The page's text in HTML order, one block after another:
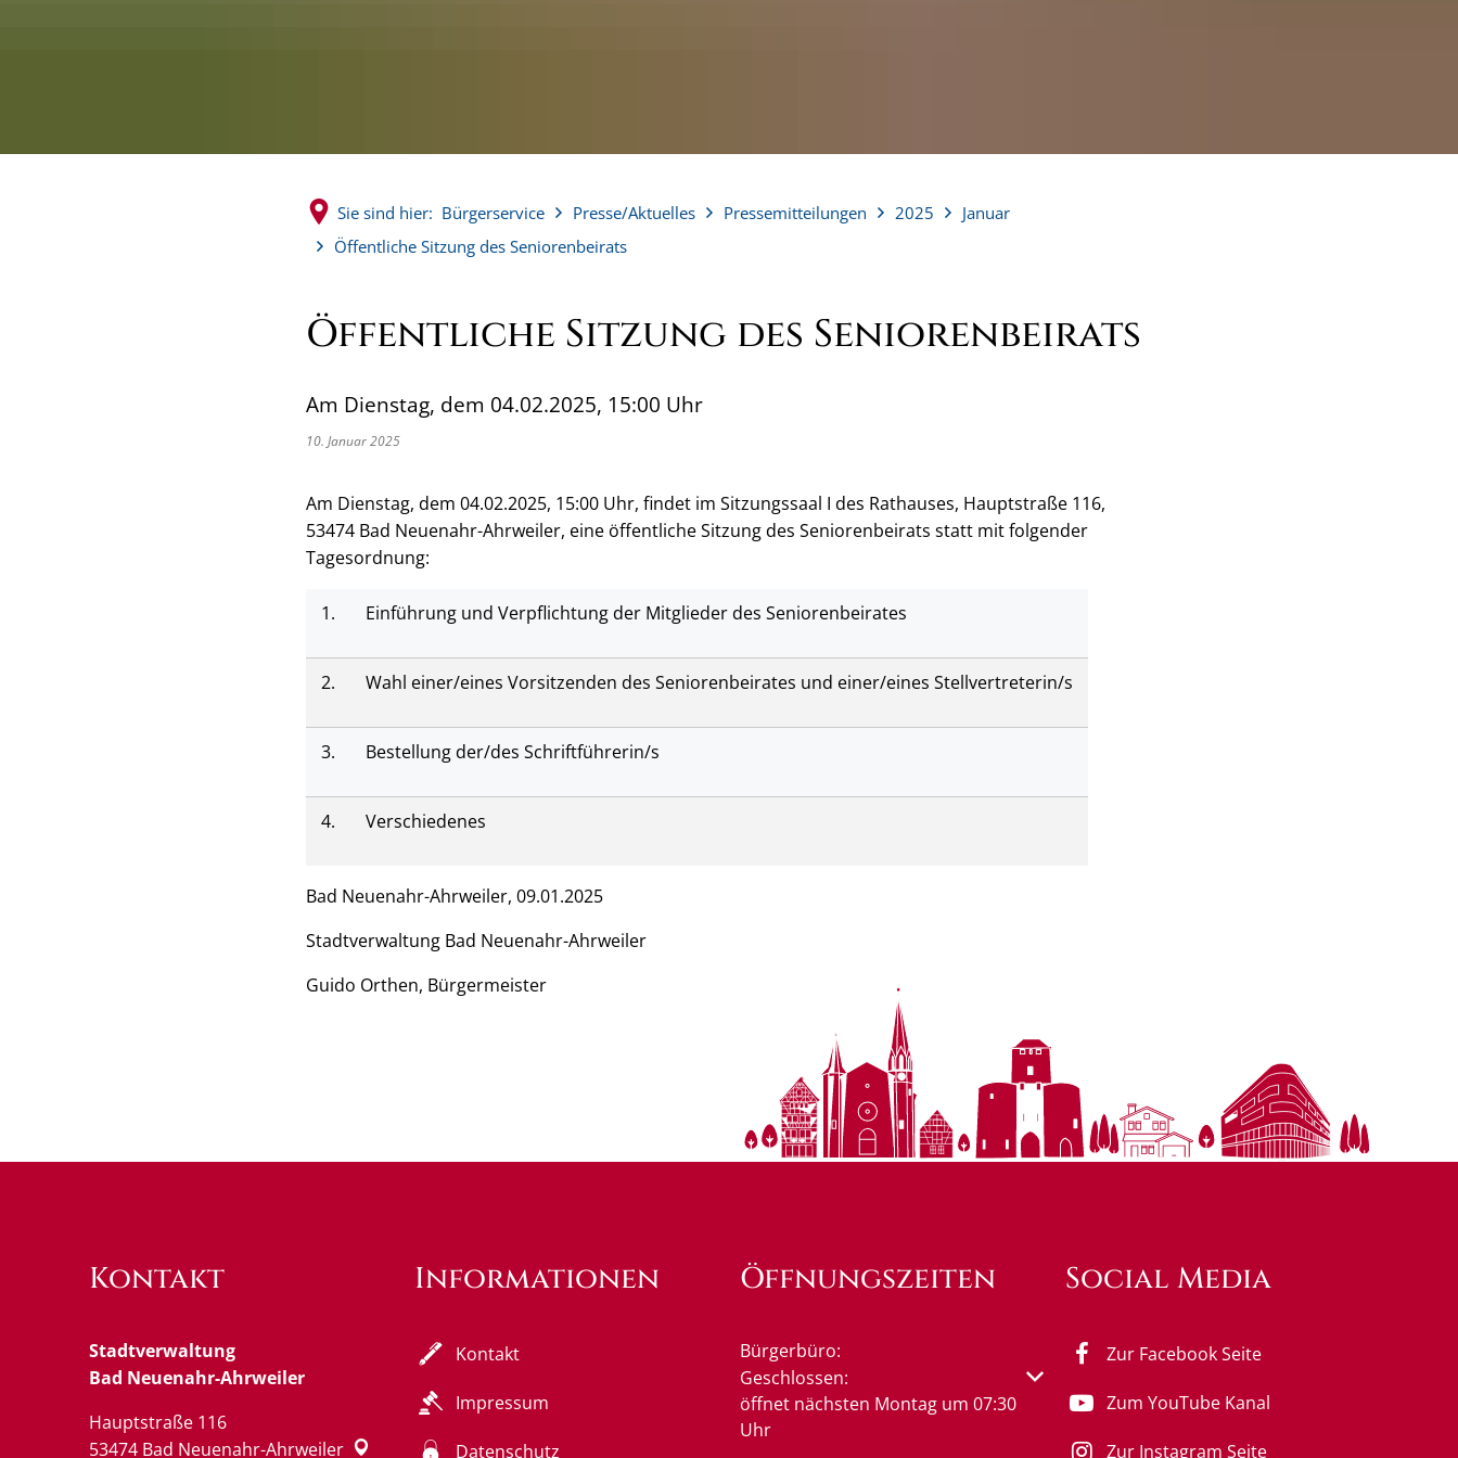
Sie sind hier: Bürgerservice Presse/Aktuelles Pressemitteilungen 2025
Januar
Öffentliche Sitzung des Seniorenbeirats
Öffentliche Sitzung des Seniorenbeirats
Am Dienstag, dem 04.02.2025, 15:00 Uhr
10. Januar 2025
Am Dienstag, dem 04.02.2025, 15:00 Uhr, findet im Sitzungssaal I des Rathauses, Hauptstraße 116,
53474 Bad Neuenahr-Ahrweiler, eine öffentliche Sitzung des Seniorenbeirats statt mit folgender
Tagesordnung:
1. Einführung und Verpflichtung der Mitglieder des Seniorenbeirates
2. Wahl einer/eines Vorsitzenden des Seniorenbeirates und einer/eines Stellvertreterin/s
3. Bestellung der/des Schriftführerin/s
4. Verschiedenes
Bad Neuenahr-Ahrweiler, 09.01.2025
Stadtverwaltung Bad Neuenahr-Ahrweiler
Guido Orthen, Bürgermeister
Kontakt
Stadtverwaltung
Bad Neuenahr-Ahrweiler
Hauptstraße 116
53474 Bad Neuenahr-Ahrweiler
Informationen
Kontakt
Impressum
Datenschutz
Öffnungszeiten
Bürgerbüro:
Klicken, um weitere Öffnungs- oder Schließzeiten auszublenden
Geschlossen:
öffnet nächsten Montag um 07:30
Uhr
Social Media
Zur Facebook Seite
Zum YouTube Kanal
Zur Instagram Seite